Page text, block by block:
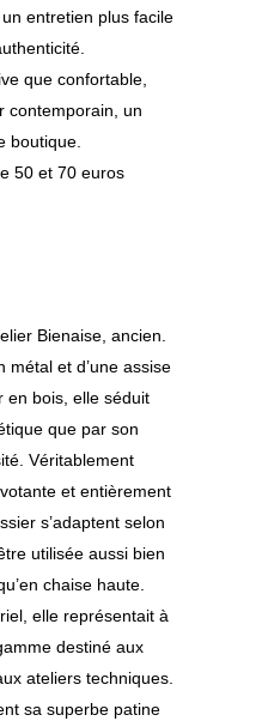
entretien plus facile
que confortable,
contemporain, un
boutique.
50 et 70 euros
Bienaise, ancien.
métal et d’une assise
en bois, elle séduit
que par son
Véritablement
et entièrement
s’adaptent selon
utilisée aussi bien
chaise haute.
elle représentait à
destiné aux
ateliers techniques.
sa superbe patine